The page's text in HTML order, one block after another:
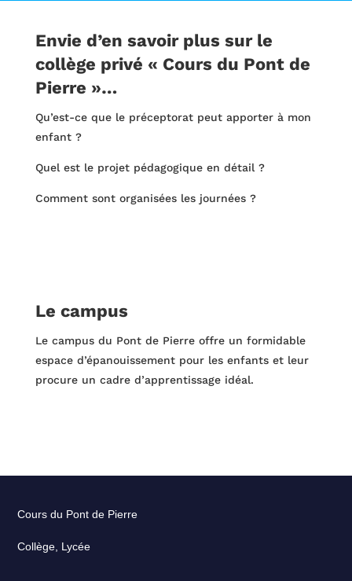
Envie d’en savoir plus sur le
collège privé « Cours du Pont de
Pierre »…
Qu’est-ce que le préceptorat peut apporter à mon
enfant ?
Quel est le projet pédagogique en détail ?
Comment sont organisées les journées ?
Le campus
Le campus du Pont de Pierre offre un formidable
espace d’épanouissement pour les enfants et leur
procure un cadre d’apprentissage idéal.
Cours du Pont de Pierre
Collège, Lycée